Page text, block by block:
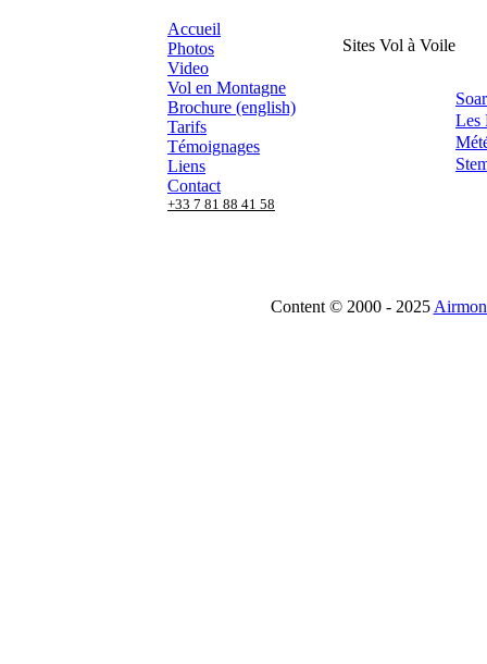
Accueil
Photos
Video
Vol en Montagne
Brochure (english)
Tarifs
Témoignages
Liens
Contact
+33 7 81 88 41 58
Sites Vol à Voile
Les
Content © 2000 - 2025